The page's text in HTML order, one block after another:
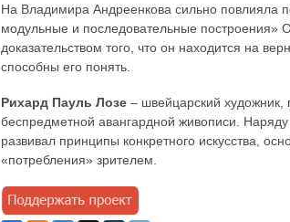
На Владимира Андреенкова сильно повлияла
модульные и последовательные построения»
доказательством того, что он находится на
способны его понять.
Рихард Пауль Лозе – швейцарский художник,
беспредметной авангардной живописи.
развивал принципы конкретного искусства,
«потребления» зрителем.